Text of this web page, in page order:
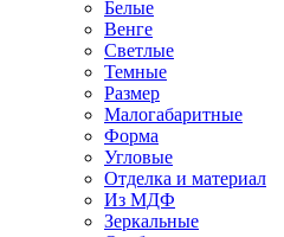
Белые
Венге
Светлые
Темные
Размер
Малогабаритные
Форма
Угловые
Отделка и материал
Из МДФ
Зеркальные